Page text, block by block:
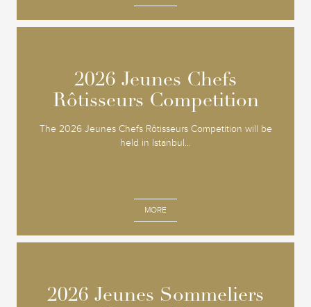
2026 Jeunes Chefs
Rôtisseurs Competition
The 2026 Jeunes Chefs Rôtisseurs Competition will be
held in Istanbul...
MORE
2026 Jeunes Chefs
Rôtisseurs Competition
2026 Jeunes Sommeliers
2026 Jeunes Sommeliers